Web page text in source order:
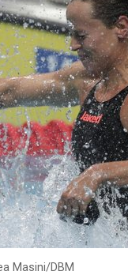
Masini/DBM